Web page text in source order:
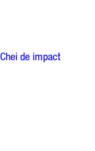
Chei de impact